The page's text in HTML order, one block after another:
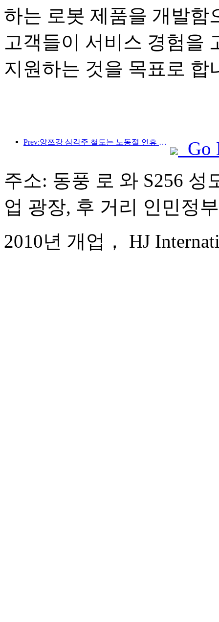
하는 로봇 제품을 개발함
고객들이 서비스 경험을
지원하는 것을 목표로 합
Prev:양쯔강 삼각주 철도는 노동절 연휴 기간 동안 2,138만 명이 넘는 승객을 수송했습니다.
Go
주소: 동풍 로 와 S256 성
업 광장, 후 거리 인민정부
2010년 개업， HJ